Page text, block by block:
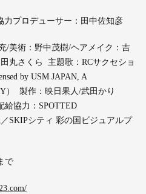
力プロデューサー：田中佐知彦
/美術：野中茂樹/ヘアメイク：吉
丸さくら 主題歌：RCサクセショ
by USM JAPAN, A
） 製作：映日果人/武田かり
協力：SPOTTED
SKIPシティ 彩の国ビジュアルプ
で